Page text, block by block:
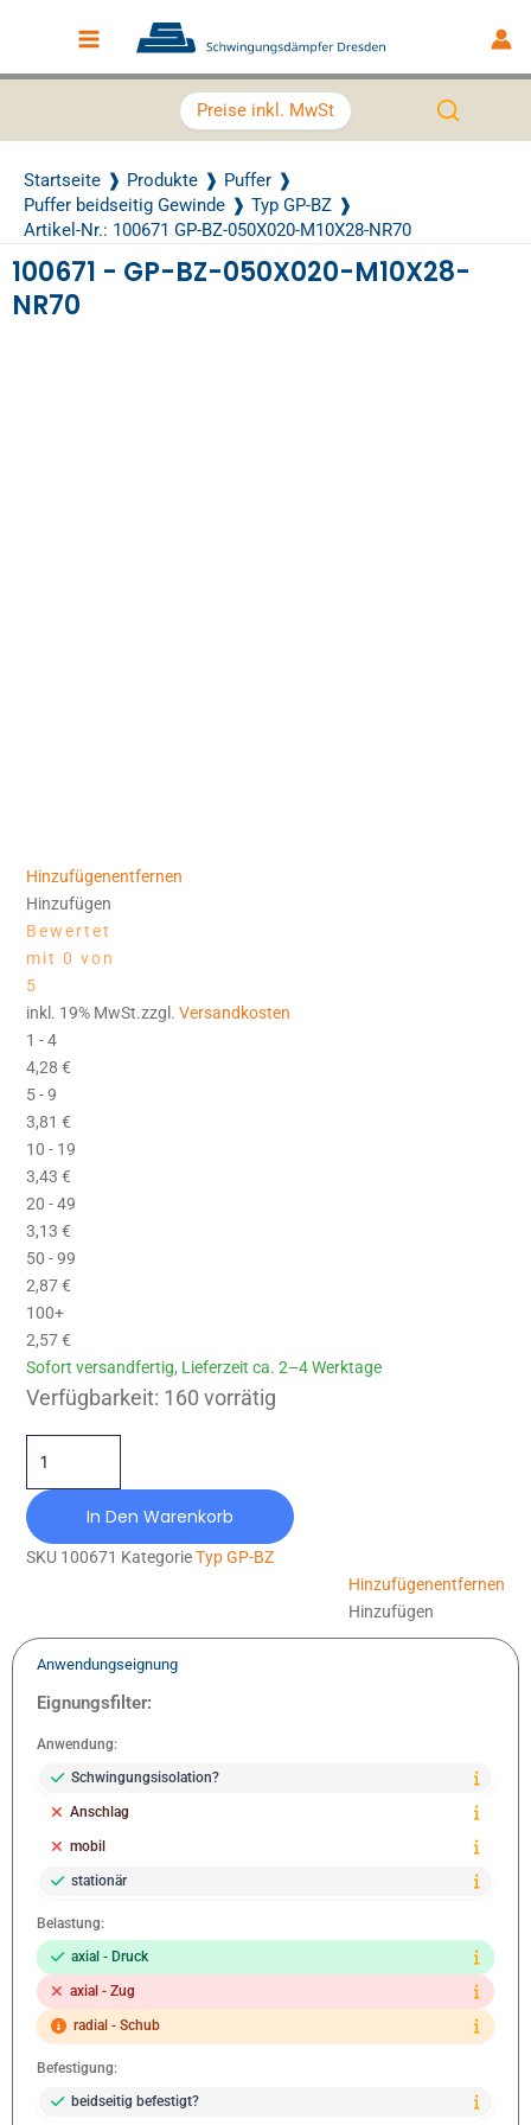
Main Menu
Preise inkl. MwSt
Startseite Produkte
Puffer
Puffer beidseitig Gewinde
Typ GP-BZ
Artikel-Nr.: 100671 GP-BZ-050X020-M10X28-NR70
100671 - GP-BZ-050X020-M10X28-
NR70
Hinzufügenentfernen
Hinzufügen
Bewertet
mit 0 von
5
Hinzufügenentfernen
Hinzufügen
inkl. 19% MwSt.zzgl.Versandkosten
1 - 4
4,28€
5 - 9
3,81€
10 - 19
3,43€
20 - 49
3,13€
50 - 99
2,87€
100+
2,57€
Sofort versandfertig, Lieferzeit ca. 2–4 Werktage
Verfügbarkeit: 160 vorrätig
GP-BZ-050X020-M10X28-NR70 Menge
In Den Warenkorb
SKU 100671 Kategorie Typ GP-BZ
Anwendungseignung
Eignungsfilter:
Anwendung:
Schwingungsisolation?
Anschlag
mobil
stationär
Belastung:
axial - Druck
axial - Zug
radial - Schub
Befestigung:
beidseitig befestigt?